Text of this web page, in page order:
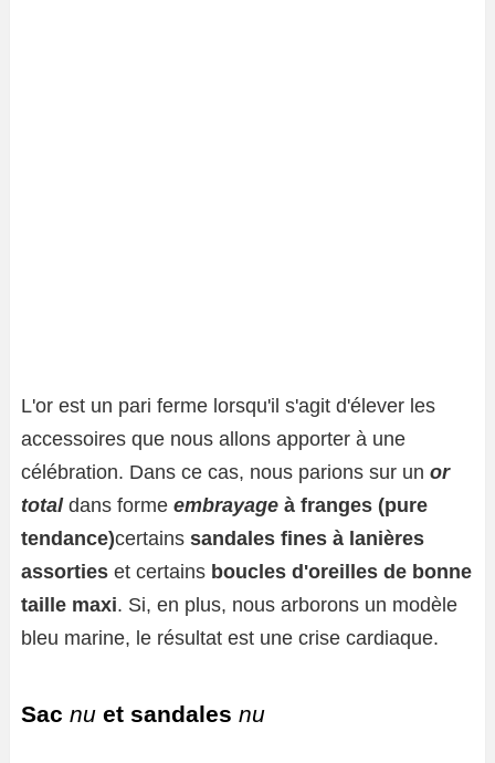
L'or est un pari ferme lorsqu'il s'agit d'élever les
accessoires que nous allons apporter à une
célébration. Dans ce cas, nous parions sur un or
total dans forme embrayage à franges (pure
tendance)certains sandales fines à lanières
assorties et certains boucles d'oreilles de bonne
taille maxi. Si, en plus, nous arborons un modèle
bleu marine, le résultat est une crise cardiaque.
Sac nu et sandales nu